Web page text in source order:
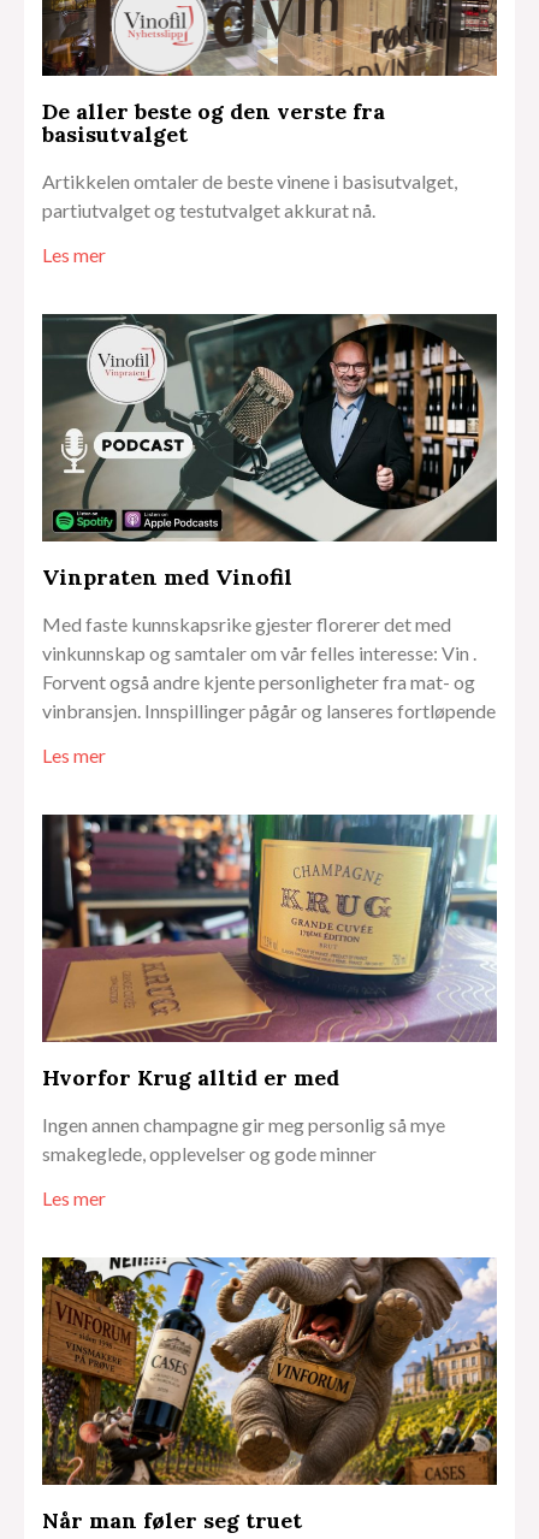
De aller beste og den verste fra
basisutvalget
Artikkelen omtaler de beste vinene i basisutvalget,
partiutvalget og testutvalget akkurat nå.
Les mer
Vinpraten med Vinofil
Med faste kunnskapsrike gjester florerer det med
vinkunnskap og samtaler om vår felles interesse: Vin .
Forvent også andre kjente personligheter fra mat- og
vinbransjen. Innspillinger pågår og lanseres fortløpende
Les mer
Hvorfor Krug alltid er med
Ingen annen champagne gir meg personlig så mye
smakeglede, opplevelser og gode minner
Les mer
Når man føler seg truet